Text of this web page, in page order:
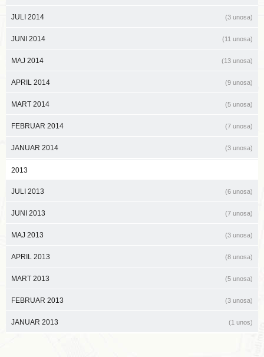
JULI 2014 (3 unosa)
JUNI 2014 (11 unosa)
MAJ 2014 (13 unosa)
APRIL 2014 (9 unosa)
MART 2014 (5 unosa)
FEBRUAR 2014 (7 unosa)
JANUAR 2014 (3 unosa)
2013
JULI 2013 (6 unosa)
JUNI 2013 (7 unosa)
MAJ 2013 (3 unosa)
APRIL 2013 (8 unosa)
MART 2013 (5 unosa)
FEBRUAR 2013 (3 unosa)
JANUAR 2013 (1 unos)